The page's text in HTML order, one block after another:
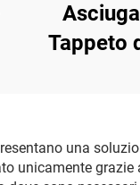
Tappeto
una
unicamente grazie